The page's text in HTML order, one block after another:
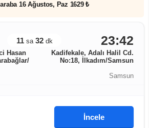
16 Ağustos, Paz 1629 ₺
11 sa 32 dk 23:42
Hasan
Kadifekale, Adalı Halil Cd.
No:18, İlkadım/Samsun
Samsun
İncele